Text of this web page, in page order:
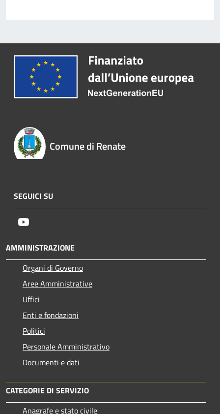
Comune di Renate
SEGUICI SU
AMMINISTRAZIONE
Organi di Governo
Aree Amministrative
Uffici
Enti e fondazioni
Politici
Personale Amministrativo
Documenti e dati
CATEGORIE DI SERVIZIO
Anagrafe e stato civile